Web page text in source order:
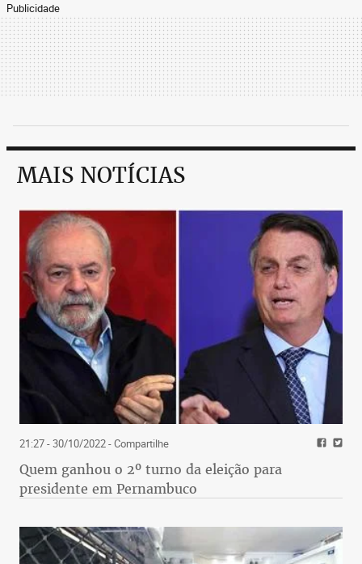
Publicidade
MAIS NOTÍCIAS
21:27 - 30/10/2022- Compartilhe
Quem ganhou o 2º turno da eleição para
presidente em Pernambuco